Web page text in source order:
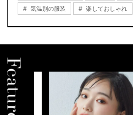
気温別の服装
楽しておしゃれ